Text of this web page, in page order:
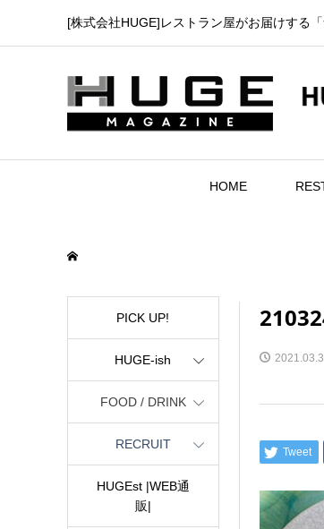
[株式会社HUGE]レストラン屋がお届けする
HOME
Tweet
PICK UP!
HUGE-ish
FOOD / DRINK
RECRUIT
HUGEst |WEB通
販|